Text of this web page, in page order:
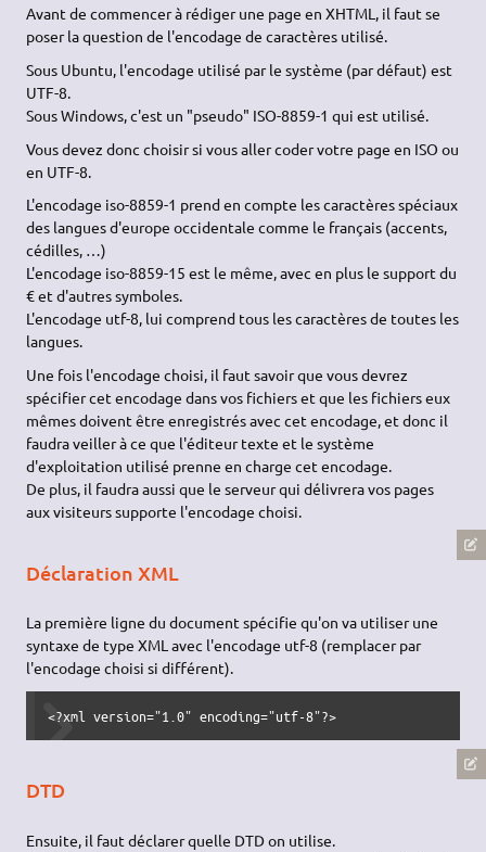
Avant de commencer à rédiger une page en XHTML, il faut se
poser la question de l'encodage de caractères utilisé.
Sous Ubuntu, l'encodage utilisé par le système (par défaut) est
UTF-8.
Sous Windows, c'est un "pseudo" ISO-8859-1 qui est utilisé.
Vous devez donc choisir si vous aller coder votre page en ISO ou
en UTF-8.
L'encodage iso-8859-1 prend en compte les caractères spéciaux
des langues d'europe occidentale comme le français (accents,
cédilles, …)
L'encodage iso-8859-15 est le même, avec en plus le support du
€ et d'autres symboles.
L'encodage utf-8, lui comprend tous les caractères de toutes les
langues.
Une fois l'encodage choisi, il faut savoir que vous devrez
spécifier cet encodage dans vos fichiers et que les fichiers eux
mêmes doivent être enregistrés avec cet encodage, et donc il
faudra veiller à ce que l'éditeur texte et le système
d'exploitation utilisé prenne en charge cet encodage.
De plus, il faudra aussi que le serveur qui délivrera vos pages
aux visiteurs supporte l'encodage choisi.
Déclaration XML
La première ligne du document spécifie qu'on va utiliser une
syntaxe de type XML avec l'encodage utf-8 (remplacer par
l'encodage choisi si différent).
<?xml version="1.0" encoding="utf-8"?>
DTD
Ensuite, il faut déclarer quelle DTD on utilise.